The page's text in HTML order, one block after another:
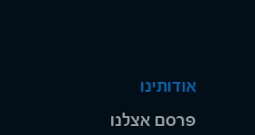
אודותינו
פרסם אצלנו